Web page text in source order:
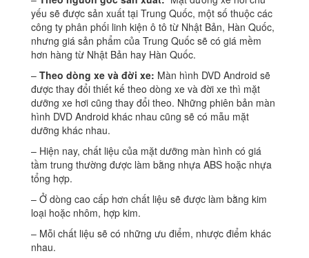
yếu sẽ được sản xuất tại Trung Quốc, một số thuộc các
công ty phân phối linh kiện ô tô từ Nhật Bản, Hàn Quốc,
nhưng giá sản phẩm của Trung Quốc sẽ có giá mềm
hơn hàng từ Nhật Bản hay Hàn Quốc.
– Theo dòng xe và đời xe: Màn hình DVD Android sẽ
được thay đổi thiết kế theo dòng xe và đời xe thì mặt
dưỡng xe hơi cũng thay đổi theo. Những phiên bản màn
hình DVD Android khác nhau cũng sẽ có mẫu mặt
dưỡng khác nhau.
– Hiện nay, chất liệu của mặt dưỡng màn hình có giá
tầm trung thường được làm bằng nhựa ABS hoặc nhựa
tổng hợp.
– Ở dòng cao cấp hơn chất liệu sẽ được làm bằng kim
loại hoặc nhôm, hợp kim.
– Mỗi chất liệu sẽ có những ưu điểm, nhược điểm khác
nhau.